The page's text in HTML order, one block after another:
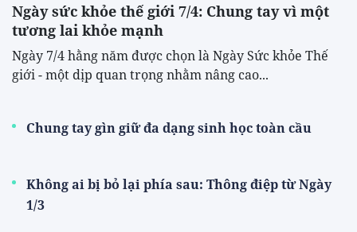
Ngày sức khỏe thế giới 7/4: Chung tay vì một
tương lai khỏe mạnh
Ngày 7/4 hằng năm được chọn là Ngày Sức khỏe Thế
giới - một dịp quan trọng nhằm nâng cao...
Chung tay gìn giữ đa dạng sinh học toàn cầu
Không ai bị bỏ lại phía sau: Thông điệp từ Ngày
1/3